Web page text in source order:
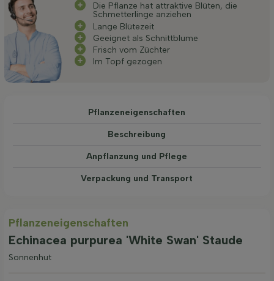
Die Pflanze hat attraktive Blüten, die
Schmetterlinge anziehen
Lange Blütezeit
Geeignet als Schnittblume
Frisch vom Züchter
Im Topf gezogen
Pflanzeneigenschaften
Beschreibung
Anpflanzung und Pflege
Verpackung und Transport
Pflanzeneigenschaften
Echinacea purpurea 'White Swan' Staude
Sonnenhut